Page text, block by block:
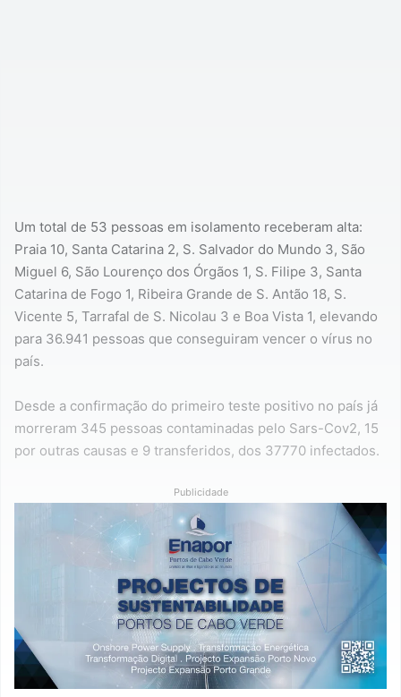
Um total de 53 pessoas em isolamento receberam alta:
Praia 10, Santa Catarina 2, S. Salvador do Mundo 3, São
Miguel 6, São Lourenço dos Órgãos 1, S. Filipe 3, Santa
Catarina de Fogo 1, Ribeira Grande de S. Antão 18, S.
Vicente 5, Tarrafal de S. Nicolau 3 e Boa Vista 1, elevando
para 36.941 pessoas que conseguiram vencer o vírus no
país.
Desde a confirmação do primeiro teste positivo no país já
morreram 345 pessoas contaminadas pelo Sars-Cov2, 15
por outras causas e 9 transferidos, dos 37770 infectados.
Publicidade